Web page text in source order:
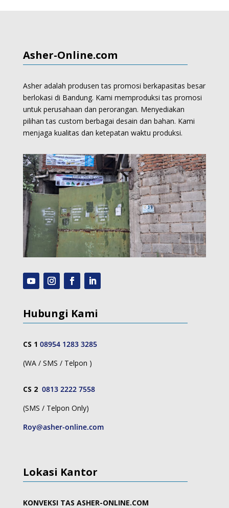
Asher-Online.com
Asher adalah produsen tas promosi berkapasitas besar
berlokasi di Bandung. Kami memproduksitas promosi
untuk perusahaan dan perorangan. Menyediakan
pilihan tas custom berbagai desain dan bahan. Kami
menjaga kualitas dan ketepatan waktu produksi.
Hubungi Kami
CS 1 08954 1283 3285
(WA / SMS / Telpon )
CS 2 0813 2222 7558
(SMS / Telpon Only)
Roy@asher-online.com
Lokasi Kantor
KONVEKSI TAS ASHER-ONLINE.COM